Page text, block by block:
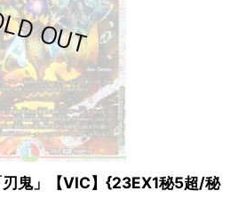
刃鬼」【VIC】{23EX1秘5超/秘